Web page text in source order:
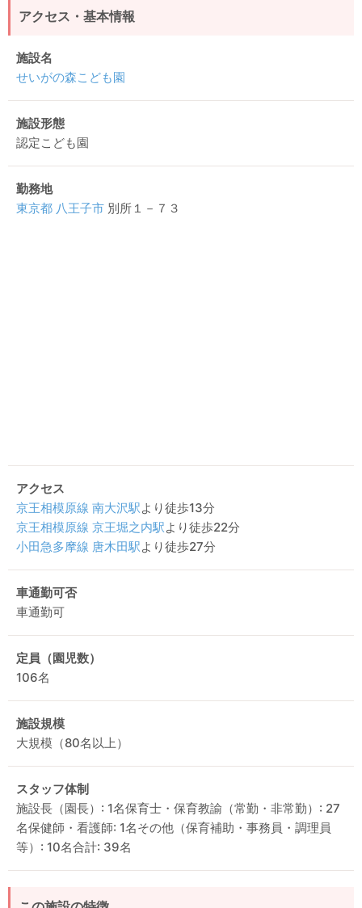
アクセス・基本情報
施設名
せいがの森こども園
施設形態
認定こども園
勤務地
東京都 八王子市 別所１－７３
アクセス
京王相模原線 南大沢駅より徒歩13分
京王相模原線 京王堀之内駅より徒歩22分
小田急多摩線 唐木田駅より徒歩27分
車通勤可否
車通勤可
定員（園児数）
106名
施設規模
大規模（80名以上）
スタッフ体制
施設長（園長）: 1名保育士・保育教諭（常勤・非常勤）: 27
名保健師・看護師: 1名その他（保育補助・事務員・調理員
等）: 10名合計: 39名